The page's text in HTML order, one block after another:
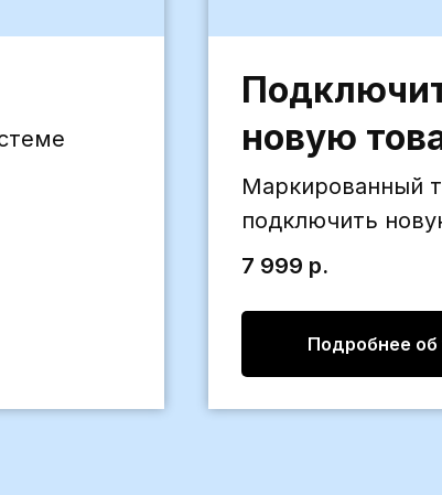
новую
Маркированный
подключить
7 999 р.
Подробнее об